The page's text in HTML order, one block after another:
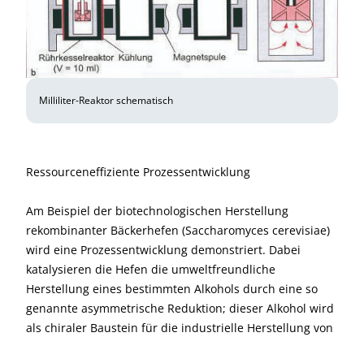
Milliliter-Reaktor schematisch
Ressourceneffiziente Prozessentwicklung
Am Beispiel der biotechnologischen Herstellung
rekombinanter Bäckerhefen (Saccharomyces cerevisiae)
wird eine Prozessentwicklung demonstriert. Dabei
katalysieren die Hefen die umweltfreundliche
Herstellung eines bestimmten Alkohols durch eine so
genannte asymmetrische Reduktion; dieser Alkohol wird
als chiraler Baustein für die industrielle Herstellung von